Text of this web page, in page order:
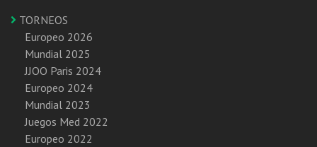
TORNEOS
Europeo 2026
Mundial 2025
JJOO Paris 2024
Europeo 2024
Mundial 2023
Juegos Med 2022
Europeo 2022